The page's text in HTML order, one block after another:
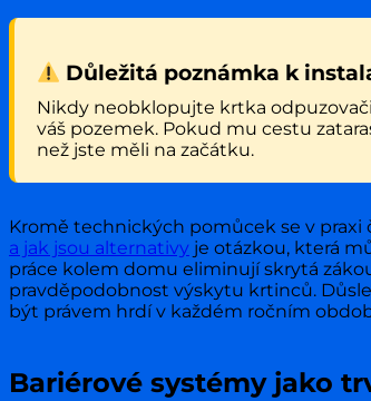
Důležitá poznámka k
Nikdy neobklopujte krtka
váš pozemek. Pokud mu cestu
než jste měli na začátku.
Kromě technických pomůcek se v
a jak jsou alternativy je otázkou, která
práce kolem domu eliminují skrytá
pravděpodobnost výskytu krtinců.
být právem hrdí v každém ročním
Bariérové systémy jako